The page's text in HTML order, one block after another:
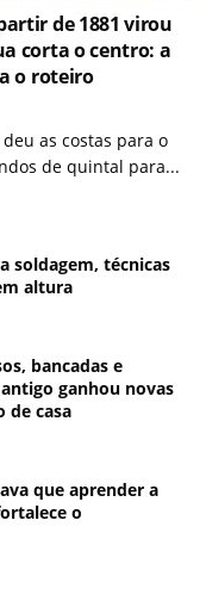
de 1881 virou
corta o centro: a
o roteiro
as costas para o
de quintal para...
soldagem, técnicas
altura
bancadas e
ganhou novas
de casa
que aprender a
o